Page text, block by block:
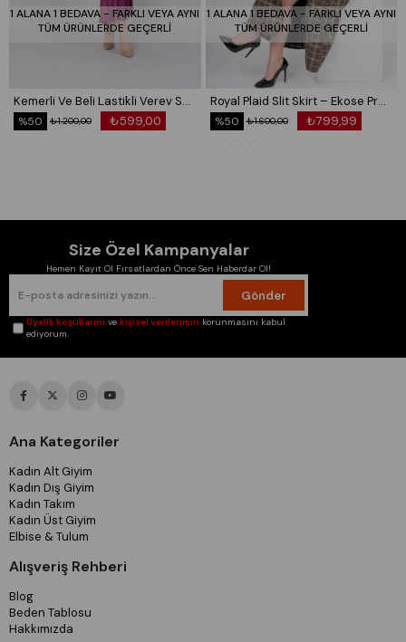
1 ALANA 1 BEDAVA - FARKLI VEYA AYNI
TÜM ÜRÜNLERDE GEÇERLİ
Kemerli Ve Beli Lastikli Verev Saten Etek 6791
₺599,00
₺1.200,00
%50
1 ALANA 1 BEDAVA - FARKLI VEYA AYNI
TÜM ÜRÜNLERDE GEÇERLİ
Royal Plaid Slit Skirt – Ekose Premium Maxi Etek 6831
₺799,99
₺1.600,00
%50
Size Özel Kampanyalar
Hemen Kayıt Ol Fırsatlardan Önce Sen Haberdar Ol!
Gönder
Üyelik koşullarını vekişisel verilerimin korunmasını kabul
ediyorum.
Ana Kategoriler
Kadın Alt Giyim
Kadın Dış Giyim
Kadın Takım
Kadın Üst Giyim
Elbise & Tulum
Alışveriş Rehberi
Blog
Beden Tablosu
Hakkımızda